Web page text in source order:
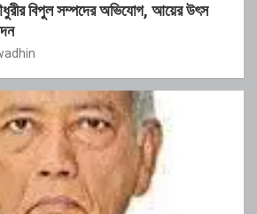
বিপুল সম্পদের অভিযোগ, আয়ের উৎস